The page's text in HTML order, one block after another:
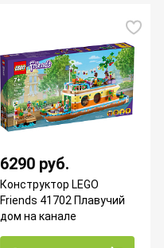
6290 руб.
Конструктор LEGO
Friends 41702 Плавучий
дом на канале